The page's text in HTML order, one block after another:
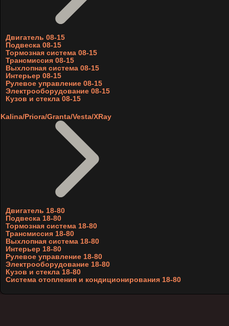
Двигатель 08-15
Подвеска 08-15
Тормозная система 08-15
Трансмиссия 08-15
Выхлопная система 08-15
Интерьер 08-15
Рулевое управление 08-15
Электрооборудование 08-15
Кузов и стекла 08-15
Kalina/Priora/Granta/Vesta/XRay
Двигатель 18-80
Подвеска 18-80
Тормозная система 18-80
Трансмиссия 18-80
Выхлопная система 18-80
Интерьер 18-80
Рулевое управление 18-80
Электрооборудование 18-80
Кузов и стекла 18-80
Система отопления и кондиционирования 18-80